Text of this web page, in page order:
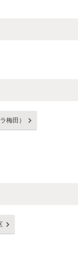
梅田）